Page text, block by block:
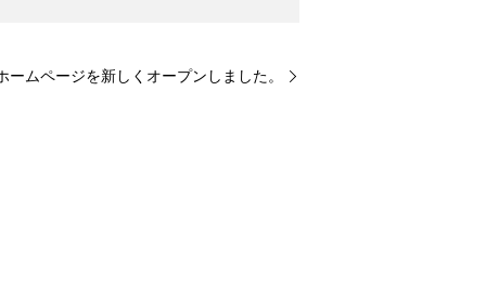
ームページを新しくオープンしました。